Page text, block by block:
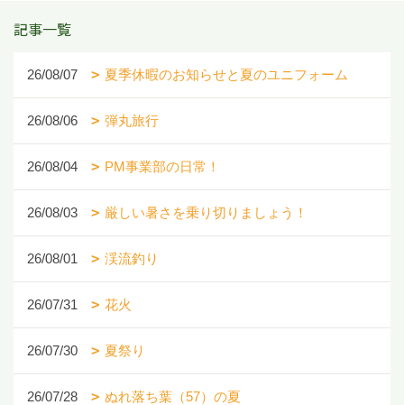
記事一覧
26/08/07 夏季休暇のお知らせと夏のユニフォーム
26/08/06 弾丸旅行
26/08/04 PM事業部の日常！
26/08/03 厳しい暑さを乗り切りましょう！
26/08/01 渓流釣り
26/07/31 花火
26/07/30 夏祭り
26/07/28 ぬれ落ち葉（57）の夏